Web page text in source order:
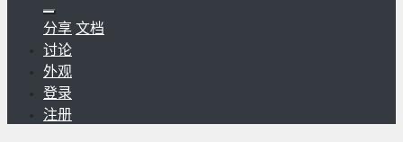
分享 文档
讨论
外观
登录
注册